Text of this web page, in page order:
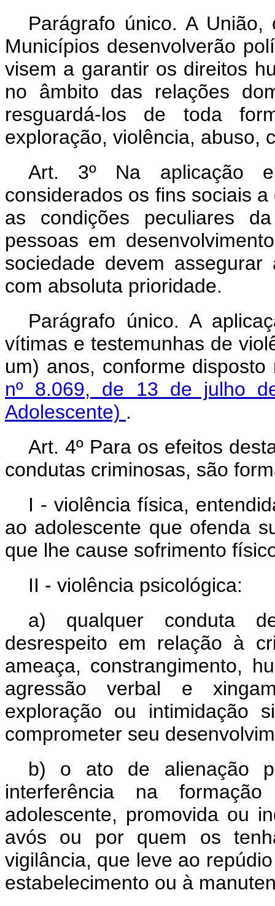
Parágrafo único. A
Municípios desenvolverão
visem a garantir os direitos
no âmbito das relações
resguardá-los de toda
exploração, violência, abuso,
Art. 3º Na aplicação
considerados os fins sociais
as condições peculiares
pessoas em
sociedade devem
com absoluta prioridade.
Parágrafo único. A
vítimas e testemunhas de
um) anos, conforme
nº 8.069, de 13 de julho
Adolescente) .
Art. 4º Para os efeitos
condutas criminosas, são
I - violência física,
ao adolescente que ofenda
que lhe cause sofrimento
II - violência psicológica:
a) qualquer conduta
desrespeito em relação à
ameaça, constrangimento,
agressão verbal e
exploração ou intimidação
comprometer seu
b) o ato de alienação
interferência na
adolescente, promovida ou
avós ou por quem os
vigilância, que leve ao
estabelecimento ou à